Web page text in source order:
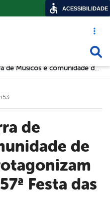
Acesso
Artistas da Terra de Músicos e comunidade de Santa Luzia protagonizam videoclipe da 57ª Festa das Marocas
de
Festa das
ACESSIBILIDADE